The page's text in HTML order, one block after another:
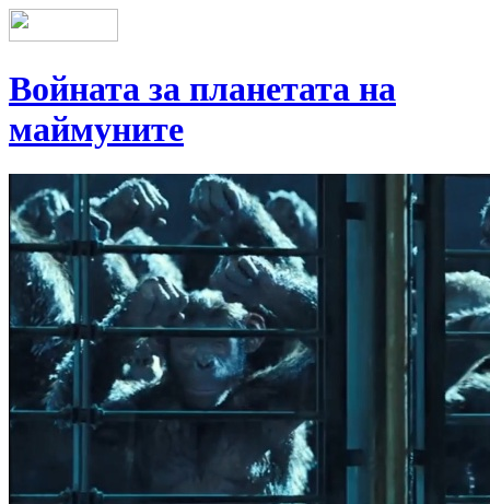
Войната за планетата на
маймуните